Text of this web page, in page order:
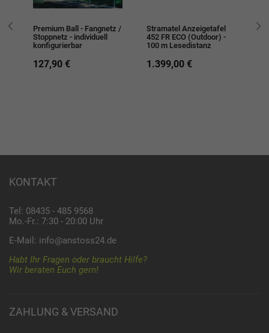
Premium Ball - Fangnetz /
Stoppnetz - individuell
konfigurierbar
127,90 €
Stramatel Anzeigetafel
452 FR ECO (Outdoor) -
100 m Lesedistanz
1.399,00 €
KONTAKT
Tel: 08435 - 485 9568
Mo.-Fr.: 7:30 - 20:00 Uhr
E-Mail: info@anstoss24.de
Habt Ihr Fragen oder braucht Hilfe?
Wir beraten Euch gern!
ZAHLUNG & VERSAND